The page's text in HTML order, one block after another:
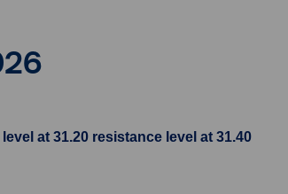
at 31.20 resistance level at 31.40